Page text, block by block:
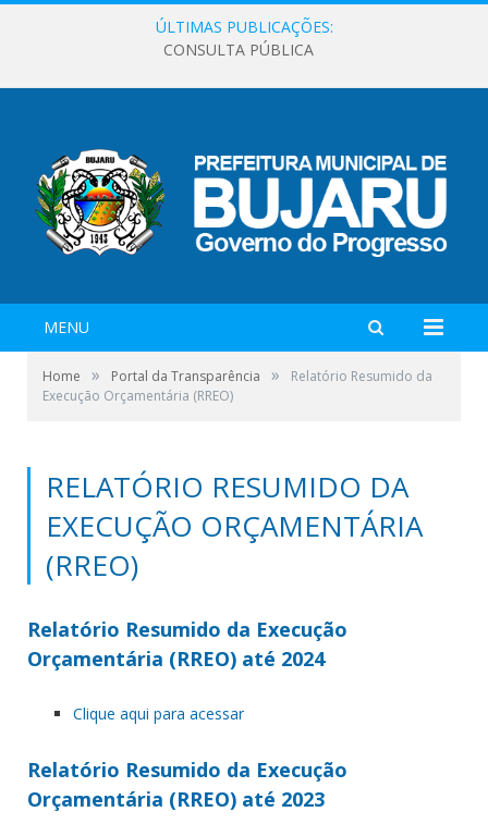
ÚLTIMAS PUBLICAÇÕES:
CONSULTA PÚBLICA
MENU
Home » Portal da Transparência »
Relatório Resumido da
Execução Orçamentária (RREO)
RELATÓRIO RESUMIDO DA
EXECUÇÃO ORÇAMENTÁRIA
(RREO)
Relatório Resumido da Execução
Orçamentária (RREO) até 2024
Clique aqui para acessar
Relatório Resumido da Execução
Orçamentária (RREO) até 2023